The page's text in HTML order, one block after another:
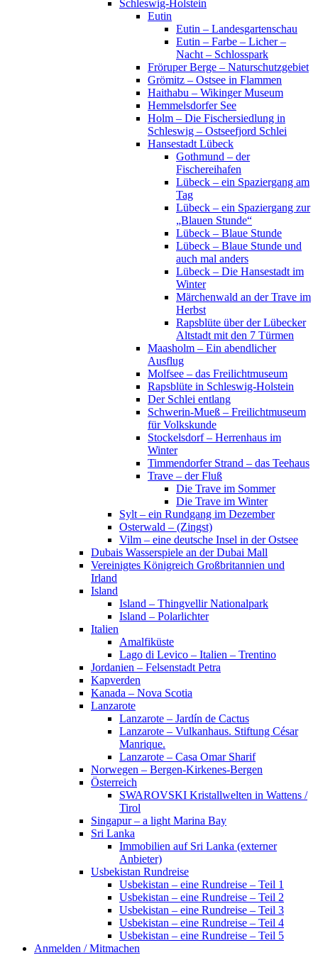
Schleswig-Holstein
Eutin
Eutin – Landesgartenschau
Eutin – Farbe – Licher –
Nacht – Schlosspark
Fröruper Berge – Naturschutzgebiet
Grömitz – Ostsee in Flammen
Haithabu – Wikinger Museum
Hemmelsdorfer See
Holm – Die Fischersiedlung in
Schleswig – Ostseefjord Schlei
Hansestadt Lübeck
Gothmund – der
Fischereihafen
Lübeck – ein Spaziergang am
Tag
Lübeck – ein Spaziergang zur
„Blauen Stunde“
Lübeck – Blaue Stunde
Lübeck – Blaue Stunde und
auch mal anders
Lübeck – Die Hansestadt im
Winter
Märchenwald an der Trave im
Herbst
Rapsblüte über der Lübecker
Altstadt mit den 7 Türmen
Maasholm – Ein abendlicher
Ausflug
Molfsee – das Freilichtmuseum
Rapsblüte in Schleswig-Holstein
Der Schlei entlang
Schwerin-Mueß – Freilichtmuseum
für Volkskunde
Stockelsdorf – Herrenhaus im
Winter
Timmendorfer Strand – das Teehaus
Trave – der Fluß
Die Trave im Sommer
Die Trave im Winter
Sylt – ein Rundgang im Dezember
Osterwald – (Zingst)
Vilm – eine deutsche Insel in der Ostsee
Dubais Wasserspiele an der Dubai Mall
Vereinigtes Königreich Großbritannien und
Irland
Island
Island – Thingvellir Nationalpark
Island – Polarlichter
Italien
Amalfiküste
Lago di Levico – Italien – Trentino
Jordanien – Felsenstadt Petra
Kapverden
Kanada – Nova Scotia
Lanzarote
Lanzarote – Jardín de Cactus
Lanzarote – Vulkanhaus. Stiftung César
Manrique.
Lanzarote – Casa Omar Sharif
Norwegen – Bergen-Kirkenes-Bergen
Österreich
SWAROVSKI Kristallwelten in Wattens /
Tirol
Singapur – a light Marina Bay
Sri Lanka
Immobilien auf Sri Lanka (externer
Anbieter)
Usbekistan Rundreise
Usbekistan – eine Rundreise – Teil 1
Usbekistan – eine Rundreise – Teil 2
Usbekistan – eine Rundreise – Teil 3
Usbekistan – eine Rundreise – Teil 4
Usbekistan – eine Rundreise – Teil 5
Anmelden / Mitmachen